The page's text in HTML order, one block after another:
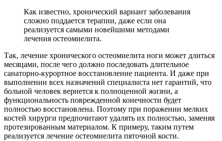
Как известно, хронический вариант заболевания
сложно поддается терапии, даже если она
реализуется самыми новейшими методами
лечения остеомиелита.
Так, лечение хронического остеомиелита ноги может длиться
месяцами, после чего должно последовать длительное
санаторно-курортное восстановление пациента. И даже при
выполнении всех назначений специалиста нет гарантий, что
больной человек вернется к полноценной жизни, а
функциональность поврежденной конечности будет
полностью восстановлена. Поэтому при поражении мелких
костей хирурги предпочитают удалять их полностью, заменяя
протезированным материалом. К примеру, таким путем
реализуется лечение остеомиелита пяточной кости.